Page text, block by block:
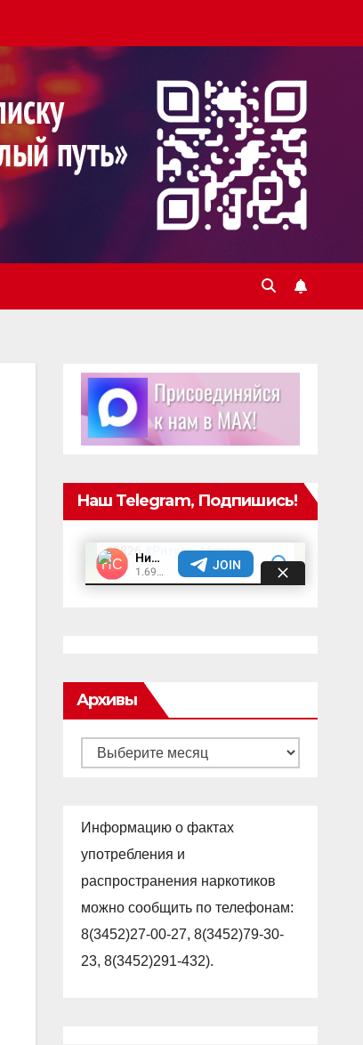
Наш Telegram, Подпишись!
Архивы
Архивы
Информацию о фактах
употребления и
распространения наркотиков
можно сообщить по телефонам:
8(3452)27-00-27, 8(3452)79-30-
23, 8(3452)291-432).